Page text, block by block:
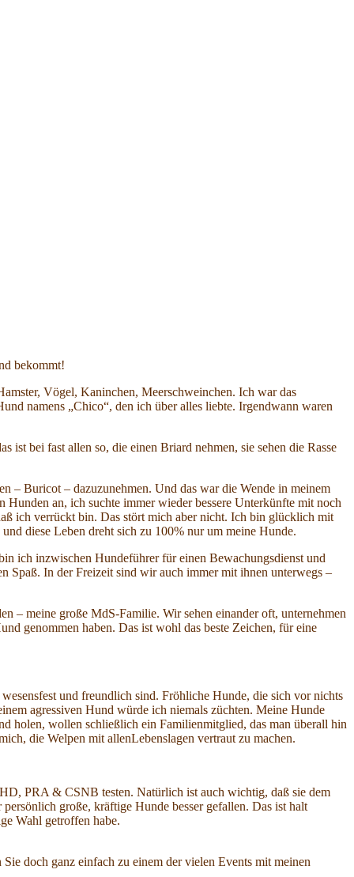
bekommt!
Vögel, Kaninchen, Meerschweinchen. Ich war das
namens „Chico“, den ich über alles liebte. Irgendwann waren
bei fast allen so, die einen Briard nehmen, sie sehen die Rasse
– Buricot – dazuzunehmen. Und das war die Wende in meinem
an, ich suchte immer wieder bessere Unterkünfte mit noch
ich verrückt bin. Das stört mich aber nicht. Ich bin glücklich mit
diese Leben dreht sich zu 100% nur um meine Hunde.
ich inzwischen Hundeführer für einen Bewachungsdienst und
Spaß. In der Freizeit sind wir auch immer mit ihnen unterwegs –
– meine große MdS-Familie. Wir sehen einander oft, unternehmen
genommen haben. Das ist wohl das beste Zeichen, für eine
und freundlich sind. Fröhliche Hunde, die sich vor nichts
agressiven Hund würde ich niemals züchten. Meine Hunde
holen, wollen schließlich ein Familienmitglied, das man überall hin
die Welpen mit allenLebenslagen vertraut zu machen.
PRA & CSNB testen. Natürlich ist auch wichtig, daß sie dem
große, kräftige Hunde besser gefallen. Das ist halt
Wahl getroffen habe.
doch ganz einfach zu einem der vielen Events mit meinen